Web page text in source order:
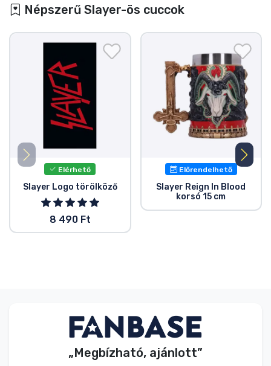
Népszerű Slayer-ös cuccok
Elérhető
Slayer Logo törölköző
8 490 Ft
Előrendelhető
Slayer Reign In Blood
korsó 15 cm
„Megbízható, ajánlott”